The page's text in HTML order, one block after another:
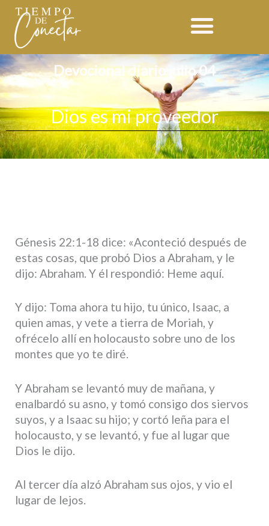
contenido
Devocional diario julio 04
Dios es mi proveedor
Génesis 22:1-18 dice: «Aconteció después de
estas cosas, que probó Dios a Abraham, y le
dijo: Abraham. Y él respondió: Heme aquí.
Y dijo: Toma ahora tu hijo, tu único, Isaac, a
quien amas, y vete a tierra de Moriah, y
ofrécelo allí en holocausto sobre uno de los
montes que yo te diré.
Y Abraham se levantó muy de mañana, y
enalbardó su asno, y tomó consigo dos siervos
suyos, y a Isaac su hijo; y cortó leña para el
holocausto, y se levantó, y fue al lugar que
Dios le dijo.
Al tercer día alzó Abraham sus ojos, y vio el
lugar de lejos.